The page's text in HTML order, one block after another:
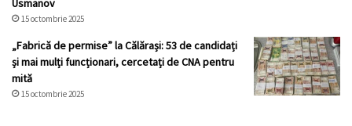
Usmanov
15 octombrie 2025
„Fabrică de permise” la Călărași: 53 de candidați
și mai mulți funcționari, cercetați de CNA pentru
mită
15 octombrie 2025